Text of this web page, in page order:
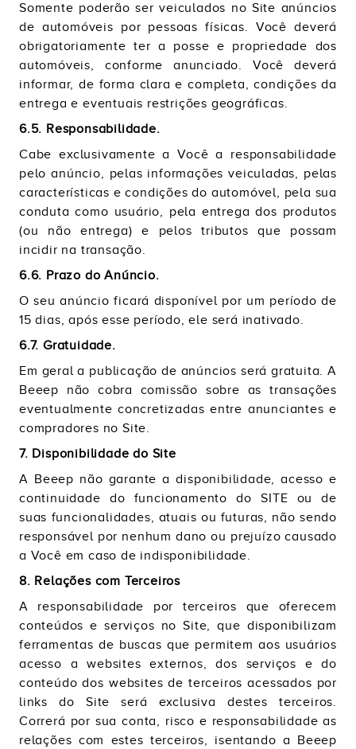
Somente poderão ser veiculados no Site anúncios
de automóveis por pessoas físicas. Você deverá
obrigatoriamente ter a posse e propriedade dos
automóveis, conforme anunciado. Você deverá
informar, de forma clara e completa, condições da
entrega e eventuais restrições geográficas.
6.5. Responsabilidade.
Cabe exclusivamente a Você a responsabilidade
pelo anúncio, pelas informações veiculadas, pelas
características e condições do automóvel, pela sua
conduta como usuário, pela entrega dos produtos
(ou não entrega) e pelos tributos que possam
incidir na transação.
6.6. Prazo do Anúncio.
O seu anúncio ficará disponível por um período de
15 dias, após esse período, ele será inativado.
6.7. Gratuidade.
Em geral a publicação de anúncios será gratuita. A
Beeep não cobra comissão sobre as transações
eventualmente concretizadas entre anunciantes e
compradores no Site.
7. Disponibilidade do Site
A Beeep não garante a disponibilidade, acesso e
continuidade do funcionamento do SITE ou de
suas funcionalidades, atuais ou futuras, não sendo
responsável por nenhum dano ou prejuízo causado
a Você em caso de indisponibilidade.
8. Relações com Terceiros
A responsabilidade por terceiros que oferecem
conteúdos e serviços no Site, que disponibilizam
ferramentas de buscas que permitem aos usuários
acesso a websites externos, dos serviços e do
conteúdo dos websites de terceiros acessados por
links do Site será exclusiva destes terceiros.
Correrá por sua conta, risco e responsabilidade as
relações com estes terceiros, isentando a Beeep